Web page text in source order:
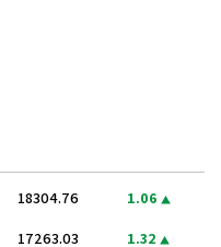
18304.76 1.06
17263.03 1.32